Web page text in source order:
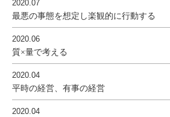
2020.07
最悪の事態を想定し楽観的に行動する
2020.06
質×量で考える
2020.04
平時の経営、有事の経営
2020.04